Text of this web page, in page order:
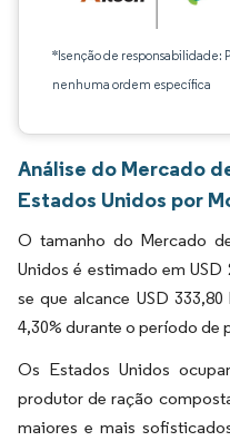
*Isenção de responsabilidade:
nenhuma ordem específica
Análise do Mercado
Estados Unidos por
O tamanho do Mercado
Unidos é estimado em USD
se que alcance USD
4,30% durante o período de
Os Estados Unidos
produtor de ração
maiores e mais